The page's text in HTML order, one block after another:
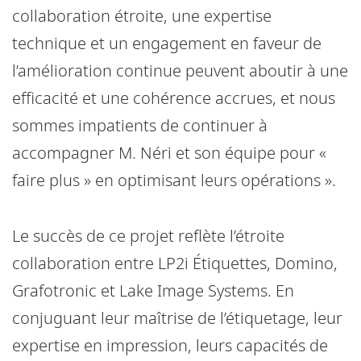
collaboration étroite, une expertise
technique et un engagement en faveur de
l’amélioration continue peuvent aboutir à une
efficacité et une cohérence accrues, et nous
sommes impatients de continuer à
accompagner M. Néri et son équipe pour «
faire plus » en optimisant leurs opérations ».
Le succès de ce projet reflète l’étroite
collaboration entre LP2i Étiquettes, Domino,
Grafotronic et Lake Image Systems. En
conjuguant leur maîtrise de l’étiquetage, leur
expertise en impression, leurs capacités de